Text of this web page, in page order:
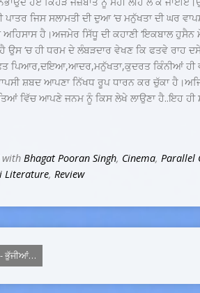
ਪਾਤਰ ਜਿਸ ਸਲਾਮਤੀ ਦੀ ਦੁਆ ‘ਚ ਮਨੁੱਖਤਾ ਦੀ ਘਰ
ਅਹਿਸਾਸ ਹੈ।ਅਜਮੇਰ ਸਿੱਧੂ ਦੀ ਕਹਾਣੀ ‘ਇਕਬਾਲ ਹੁਸੈਨ
ਉਸ ‘ਚ ਹੀ ਧਰਮ ਦੇ ਲੰਬੜਦਾਰ ਵੇਖਣ ਕਿ ਫਤਵੇ ਰਾਹ
ਪਿਆਰ,ਦਇਆ,ਆਦਰ,ਮਨੁੱਖਤਾ,ਕੁਦਰਤ ਕਿੰਨੀਆਂ
ਸ਼ਬਦ ਆਪਣਾ ਨਿੱਖਧ ਰੂਪ ਧਾਰਨ ਕਰ ਚੁੱਕਾ
ਵਿੱਚ ਆਪਣੇ ਜਨਮ ਨੂੰ ਕਿਸ ਲੇਖੇ ਲਾਉਣਾ ਹੈ..ਇਹ ਹੀ
with Bhagat Pooran Singh, Cinema, Parallel
Literature, Review
ਭੁੱਜੀਆਂ…